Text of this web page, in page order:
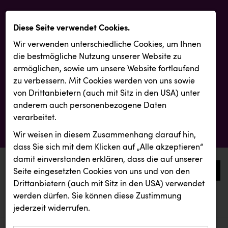
0
aktuelle aussendungen
aktuelle aussendungen
Diese Seite verwendet Cookies.
Wir verwenden unterschiedliche Cookies, um Ihnen
die best­mögliche Nutzung unserer Website zu
ermöglichen, sowie um unsere Website fortlaufend
zu verbessern. Mit Cookies werden von uns sowie
von Drittanbietern (auch mit Sitz in den USA) unter
anderem auch personenbezogene Daten
verarbeitet.
Wir weisen in diesem Zusammenhang darauf hin,
dass Sie sich mit dem Klicken auf „Alle akzeptieren“
damit ein­ver­standen erklären, dass die auf unserer
Seite eingesetzten Cookies von uns und von den
Drittanbietern (auch mit Sitz in den USA) verwendet
werden dürfen. Sie können diese Zustimmung
jederzeit widerrufen.